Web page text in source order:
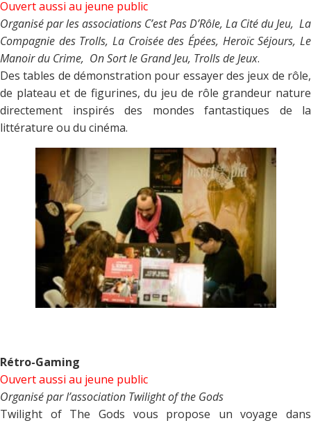
Ouvert aussi au jeune public
Organisé par les associations C’est Pas D’Rôle, La Cité du Jeu, La
Compagnie des Trolls, La Croisée des Épées, Heroïc Séjours, Le
Manoir du Crime, On Sort le Grand Jeu, Trolls de Jeux.
Des tables de démonstration pour essayer des jeux de rôle,
de plateau et de figurines, du jeu de rôle grandeur nature
directement inspirés des mondes fantastiques de la
littérature ou du cinéma.
Rétro-Gaming
Ouvert aussi au jeune public
Organisé par l’association Twilight of the Gods
Twilight of The Gods vous propose un voyage dans